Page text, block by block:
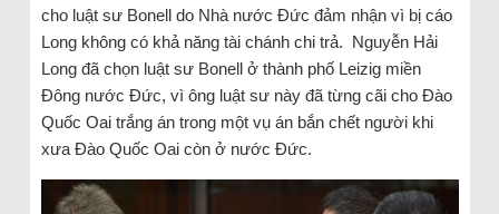
cho luật sư Bonell do Nhà nước Đức đảm nhận vì bị cáo
Long không có khả năng tài chánh chi trả. Nguyễn Hải
Long đã chọn luật sư Bonell ở thành phố Leizig miền
Đông nước Đức, vì ông luật sư này đã từng cãi cho Đào
Quốc Oai trắng án trong một vụ án bắn chết người khi
xưa Đào Quốc Oai còn ở nước Đức.